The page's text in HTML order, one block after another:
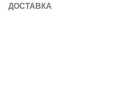
ДОСТАВКА